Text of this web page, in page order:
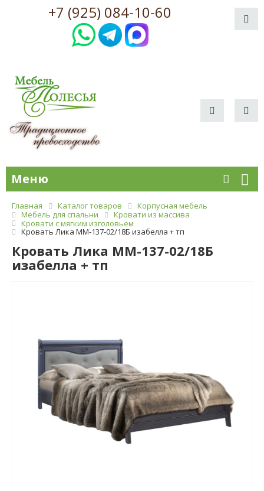
+7 (925) 084-10-60
Меню
Главная Каталог товаров
Корпусная мебель
Мебель для спальни
Кровати из массива
Кровати с мягким изголовьем
Кровать Лика ММ-137-02/18Б изабелла + тп
Кровать Лика ММ-137-02/18Б
изабелла + тп